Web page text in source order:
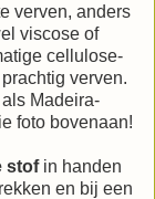
verven, anders
viscose of
cellulose-
verven.
Madeira-
foto bovenaan!
stof in handen
en bij een